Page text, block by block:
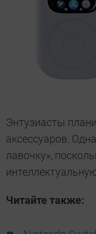
Энтузиасты
аксессуаров.
лавочку»,
Читайте также: